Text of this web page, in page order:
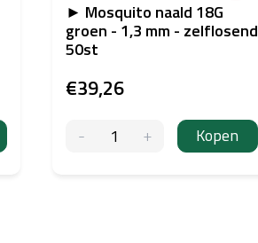
► Mosquito naald 18G
groen - 1,3 mm - zelflosend
50st
€39,26
Kopen